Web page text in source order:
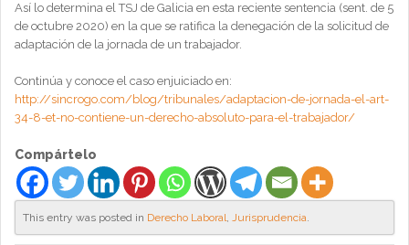
Así lo determina el TSJ de Galicia en esta reciente sentencia (sent. de 5
de octubre 2020) en la que se ratifica la denegación de la solicitud de
adaptación de la jornada de un trabajador.
Continúa y conoce el caso enjuiciado en:
http://sincrogo.com/blog/tribunales/adaptacion-de-jornada-el-art-
34-8-et-no-contiene-un-derecho-absoluto-para-el-trabajador/
Compártelo
This entry was posted in Derecho Laboral, Jurisprudencia.